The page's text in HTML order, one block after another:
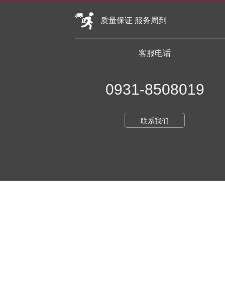
质量保证 服务周到
客服电话
0931-8508019
联系我们